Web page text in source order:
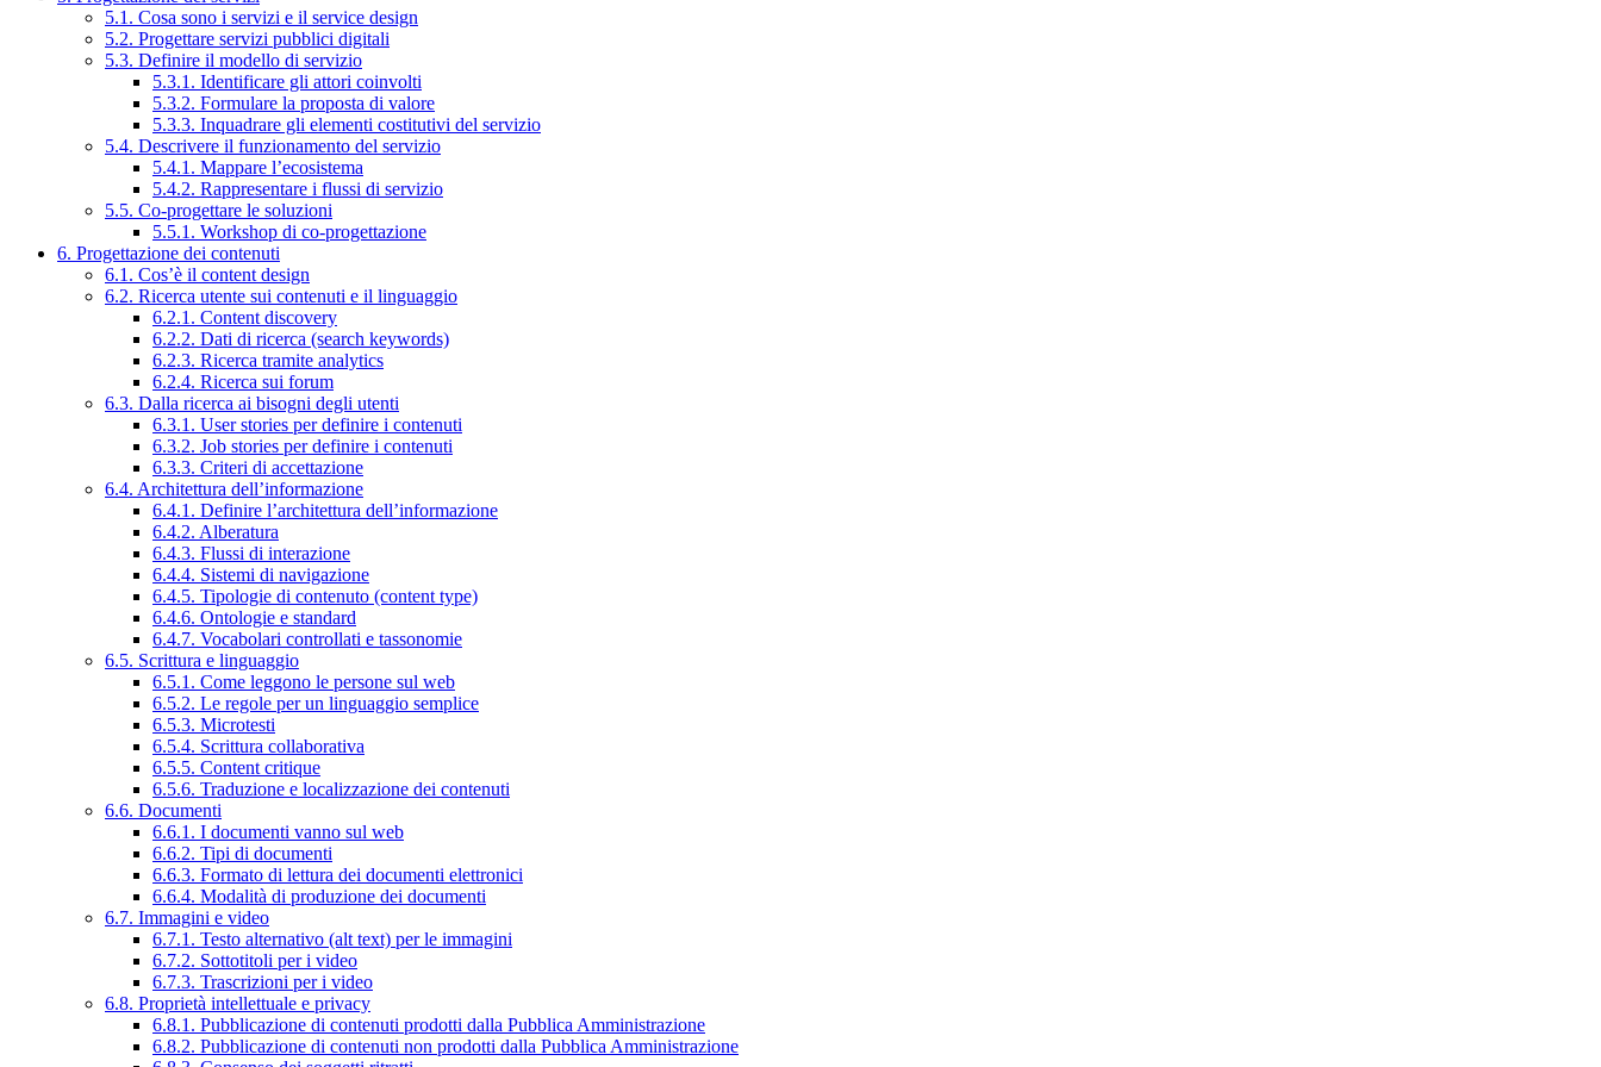
5.1. Cosa sono i servizi e il service design
5.2. Progettare servizi pubblici digitali
5.3. Definire il modello di servizio
5.3.1. Identificare gli attori coinvolti
5.3.2. Formulare la proposta di valore
5.3.3. Inquadrare gli elementi costitutivi del servizio
5.4. Descrivere il funzionamento del servizio
5.4.1. Mappare l’ecosistema
5.4.2. Rappresentare i flussi di servizio
5.5. Co-progettare le soluzioni
5.5.1. Workshop di co-progettazione
6. Progettazione dei contenuti
6.1. Cos’è il content design
6.2. Ricerca utente sui contenuti e il linguaggio
6.2.1. Content discovery
6.2.2. Dati di ricerca (search keywords)
6.2.3. Ricerca tramite analytics
6.2.4. Ricerca sui forum
6.3. Dalla ricerca ai bisogni degli utenti
6.3.1. User stories per definire i contenuti
6.3.2. Job stories per definire i contenuti
6.3.3. Criteri di accettazione
6.4. Architettura dell’informazione
6.4.1. Definire l’architettura dell’informazione
6.4.2. Alberatura
6.4.3. Flussi di interazione
6.4.4. Sistemi di navigazione
6.4.5. Tipologie di contenuto (content type)
6.4.6. Ontologie e standard
6.4.7. Vocabolari controllati e tassonomie
6.5. Scrittura e linguaggio
6.5.1. Come leggono le persone sul web
6.5.2. Le regole per un linguaggio semplice
6.5.3. Microtesti
6.5.4. Scrittura collaborativa
6.5.5. Content critique
6.5.6. Traduzione e localizzazione dei contenuti
6.6. Documenti
6.6.1. I documenti vanno sul web
6.6.2. Tipi di documenti
6.6.3. Formato di lettura dei documenti elettronici
6.6.4. Modalità di produzione dei documenti
6.7. Immagini e video
6.7.1. Testo alternativo (alt text) per le immagini
6.7.2. Sottotitoli per i video
6.7.3. Trascrizioni per i video
6.8. Proprietà intellettuale e privacy
6.8.1. Pubblicazione di contenuti prodotti dalla Pubblica Amministrazione
6.8.2. Pubblicazione di contenuti non prodotti dalla Pubblica Amministrazione